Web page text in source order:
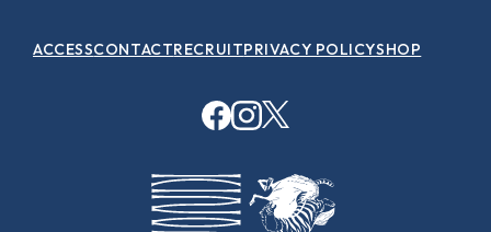
ACCESSCONTACTRECRUITPRIVACY POLICYSHOP